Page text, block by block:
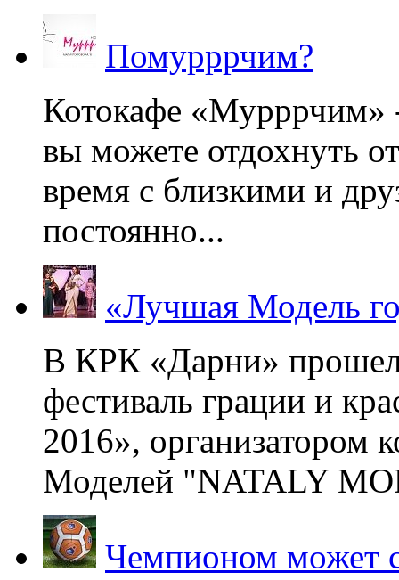
Помурррчим?
Котокафе «Мурррчим»
вы можете отдохнуть
время с близкими и
постоянно...
«Лучшая Модель
В КРК «Дарни»
фестиваль грации и
2016», организатором
Моделей "NATALY
Чемпионом может